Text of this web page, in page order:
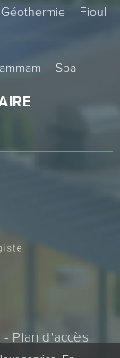
Fioul
Spa
- Plan d'accès